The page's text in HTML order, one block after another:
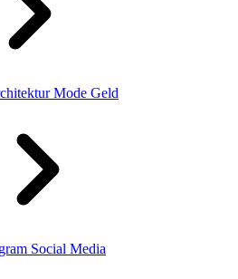
Mode Geld
Social Media